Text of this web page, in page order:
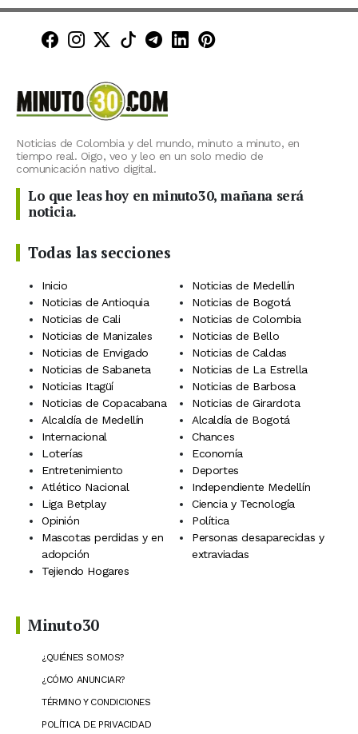
Minuto30 en Facebook
Minuto30 en Instagram
Minuto30 en X (Twitter)
Minuto30 en TikTok
Canal de Minuto30 en
Minuto30 en LinkedIn
Minuto30 en
Noticias de Colombia y del mundo, minuto a minuto, en
tiempo real. Oigo, veo y leo en un solo medio de
comunicación nativo digital.
Lo que leas hoy en minuto30, mañana será
noticia.
Todas las secciones
Inicio
Noticias de Medellín
Noticias de Antioquia
Noticias de Bogotá
Noticias de Cali
Noticias de Colombia
Noticias de Manizales
Noticias de Bello
Noticias de Envigado
Noticias de Caldas
Noticias de Sabaneta
Noticias de La Estrella
Noticias Itagüí
Noticias de Barbosa
Noticias de Copacabana
Noticias de Girardota
Alcaldía de Medellín
Alcaldía de Bogotá
Internacional
Chances
Loterías
Economía
Entretenimiento
Deportes
Atlético Nacional
Independiente Medellín
Liga Betplay
Ciencia y Tecnología
Opinión
Política
Mascotas perdidas y en
adopción
Personas desaparecidas y
extraviadas
Tejiendo Hogares
Minuto30
¿QUIÉNES SOMOS?
¿CÓMO ANUNCIAR?
TÉRMINO Y CONDICIONES
POLÍTICA DE PRIVACIDAD